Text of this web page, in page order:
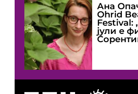
Ана
Оhrid
Festival:
јули е